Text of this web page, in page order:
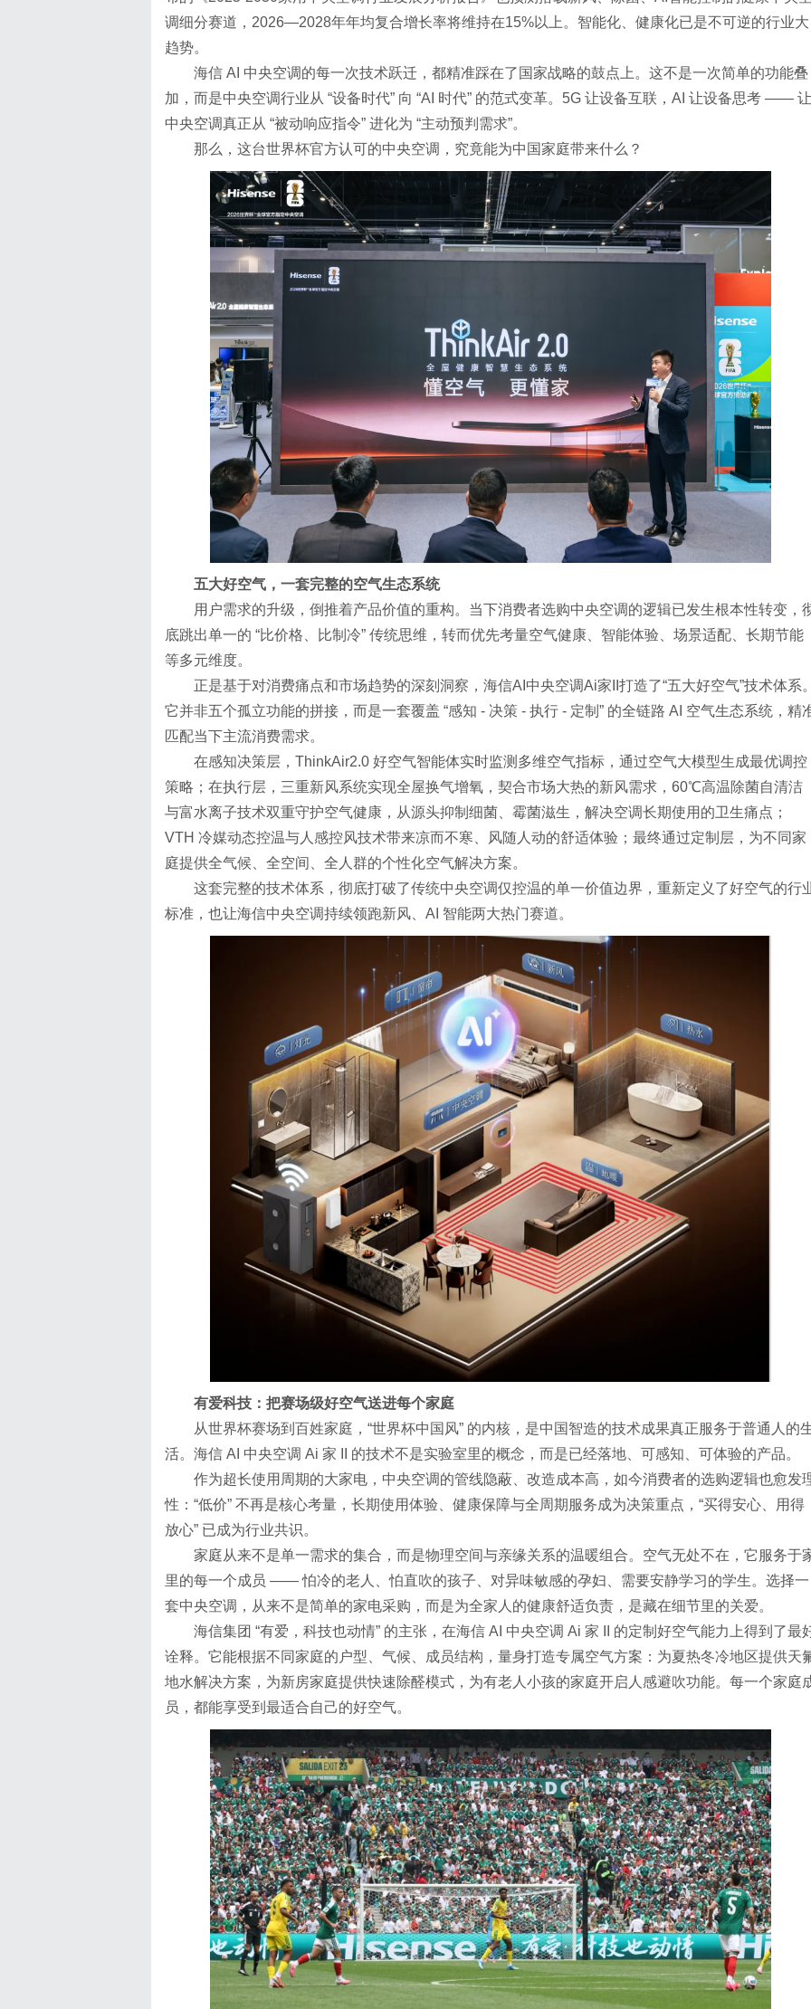
调细分赛道，2026—2028年年均复合增长率将维持在15%以上。智能化、健康化已是不可逆的行业大
趋势。
海信 AI 中央空调的每一次技术跃迁，都精准踩在了国家战略的鼓点上。这不是一次简单的功能叠
加，而是中央空调行业从 “设备时代” 向 “AI 时代” 的范式变革。5G 让设备互联，AI 让设备思考 —— 让
中央空调真正从 “被动响应指令” 进化为 “主动预判需求”。
那么，这台世界杯官方认可的中央空调，究竟能为中国家庭带来什么？
五大好空气，一套完整的空气生态系统
用户需求的升级，倒推着产品价值的重构。当下消费者选购中央空调的逻辑已发生根本性转变，
底跳出单一的 “比价格、比制冷” 传统思维，转而优先考量空气健康、智能体验、场景适配、长期节能
等多元维度。
正是基于对消费痛点和市场趋势的深刻洞察，海信AI中央空调Ai家II打造了“五大好空气”技术体系
它并非五个孤立功能的拼接，而是一套覆盖 “感知 - 决策 - 执行 - 定制” 的全链路 AI 空气生态系统，精
匹配当下主流消费需求。
在感知决策层，ThinkAir2.0 好空气智能体实时监测多维空气指标，通过空气大模型生成最优调控
策略；在执行层，三重新风系统实现全屋换气增氧，契合市场大热的新风需求，60℃高温除菌自清洁
与富水离子技术双重守护空气健康，从源头抑制细菌、霉菌滋生，解决空调长期使用的卫生痛点；
VTH 冷媒动态控温与人感控风技术带来凉而不寒、风随人动的舒适体验；最终通过定制层，为不同家
庭提供全气候、全空间、全人群的个性化空气解决方案。
这套完整的技术体系，彻底打破了传统中央空调仅控温的单一价值边界，重新定义了好空气的行
标准，也让海信中央空调持续领跑新风、AI 智能两大热门赛道。
有爱科技：把赛场级好空气送进每个家庭
从世界杯赛场到百姓家庭，“世界杯中国风” 的内核，是中国智造的技术成果真正服务于普通人的
活。海信 AI 中央空调 Ai 家 II 的技术不是实验室里的概念，而是已经落地、可感知、可体验的产品。
作为超长使用周期的大家电，中央空调的管线隐蔽、改造成本高，如今消费者的选购逻辑也愈发
性：“低价” 不再是核心考量，长期使用体验、健康保障与全周期服务成为决策重点，“买得安心、用得
放心” 已成为行业共识。
家庭从来不是单一需求的集合，而是物理空间与亲缘关系的温暖组合。空气无处不在，它服务于
里的每一个成员 —— 怕冷的老人、怕直吹的孩子、对异味敏感的孕妇、需要安静学习的学生。选择一
套中央空调，从来不是简单的家电采购，而是为全家人的健康舒适负责，是藏在细节里的关爱。
海信集团 “有爱，科技也动情” 的主张，在海信 AI 中央空调 Ai 家 II 的定制好空气能力上得到了最
诠释。它能根据不同家庭的户型、气候、成员结构，量身打造专属空气方案：为夏热冬冷地区提供天
地水解决方案，为新房家庭提供快速除醛模式，为有老人小孩的家庭开启人感避吹功能。每一个家庭
员，都能享受到最适合自己的好空气。